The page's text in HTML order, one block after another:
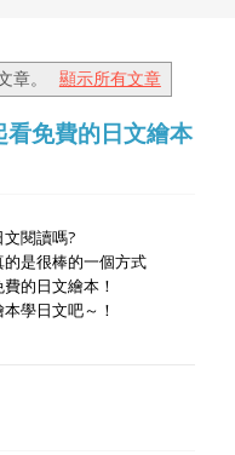
章。 顯示所有文章
免費的日文繪本
閱讀嗎?
是很棒的一個方式
的日文繪本！
學日文吧～！